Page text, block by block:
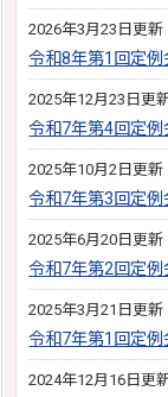
2026年3月23日更新
令和8年第1回定例
2025年12月23日更
令和7年第4回定例
2025年10月2日更新
令和7年第3回定例
2025年6月20日更新
令和7年第2回定例
2025年3月21日更新
令和7年第1回定例
2024年12月16日更